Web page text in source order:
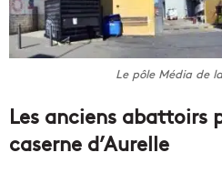
Le pôle Média de
Les anciens abattoirs
caserne d’Aurelle